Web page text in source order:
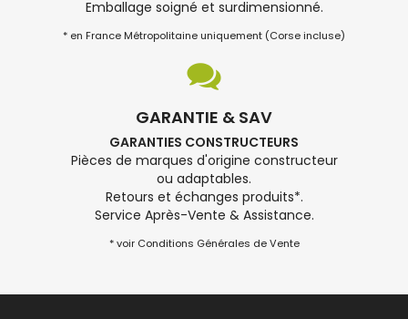
Emballage soigné et surdimensionné.
* en France Métropolitaine uniquement (Corse incluse)
GARANTIE & SAV
GARANTIES CONSTRUCTEURS
Pièces de marques d'origine constructeur
ou adaptables.
Retours et échanges produits*.
Service Après-Vente & Assistance.
* voir Conditions Générales de Vente